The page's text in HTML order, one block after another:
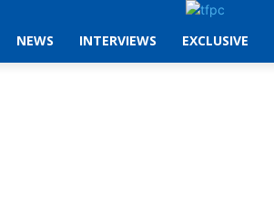
NEWS INTERVIEWS EXCLUSIVE